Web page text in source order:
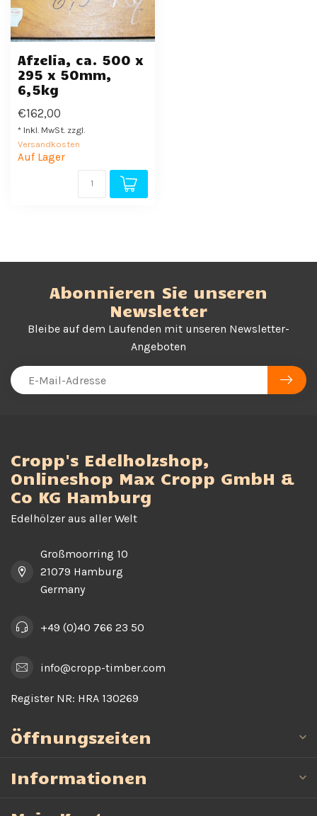
Afzelia, ca. 500 x
295 x 50mm,
6,5kg
€162,00
* Inkl. MwSt. zzgl.
Versandkosten
Auf Lager
Abonnieren Sie unseren
Newsletter
Bleibe auf dem Laufenden mit unseren Newsletter-
Angeboten
Cropp's Edelholzshop,
Onlineshop Max Cropp GmbH &
Co KG Hamburg
Edelhölzer aus aller Welt
Großmoorring 10
21079 Hamburg
Germany
+49 (0)40 766 23 50
info@cropp-timber.com
Register NR: HRA 130269
Öffnungszeiten
Informationen